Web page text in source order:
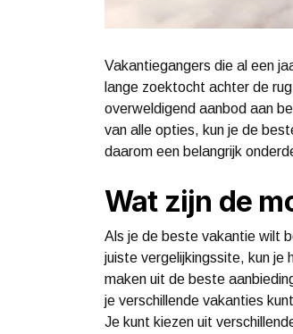
Vakantiegangers die al een
lange zoektocht achter de
overweldigend aanbod aan
van alle opties, kun je de
daarom een belangrijk
Wat zijn de
Als je de beste vakantie wilt
juiste vergelijkingssite, kun je
maken uit de beste
je verschillende vakanties
Je kunt kiezen uit